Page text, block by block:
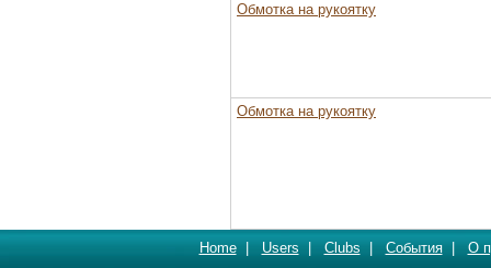
Обмотка на рукоятку
Обмотка на рукоятку
Home| Users Clubs События| О